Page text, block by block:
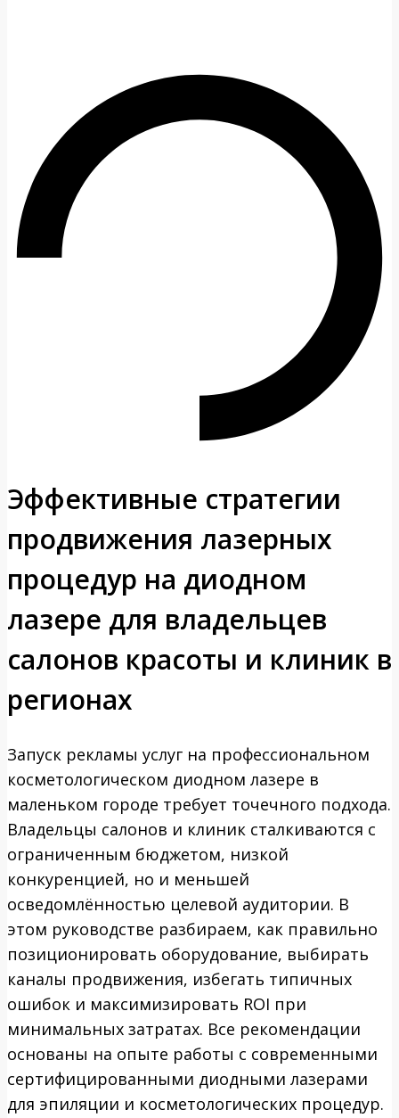
Эффективные стратегии
продвижения лазерных
процедур на диодном
лазере для владельцев
салонов красоты и клиник в
регионах
Запуск рекламы услуг на профессиональном
косметологическом диодном лазере в
маленьком городе требует точечного подхода.
Владельцы салонов и клиник сталкиваются с
ограниченным бюджетом, низкой
конкуренцией, но и меньшей
осведомлённостью целевой аудитории. В
этом руководстве разбираем, как правильно
позиционировать оборудование, выбирать
каналы продвижения, избегать типичных
ошибок и максимизировать ROI при
минимальных затратах. Все рекомендации
основаны на опыте работы с современными
сертифицированными диодными лазерами
для эпиляции и косметологических процедур.